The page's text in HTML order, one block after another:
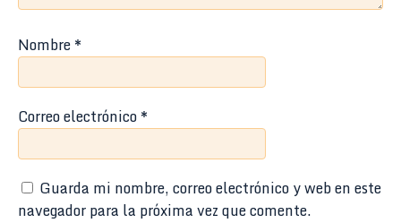
Nombre*
Correo electrónico*
Guarda mi nombre, correo electrónico y web en este
navegador para la próxima vez que comente.